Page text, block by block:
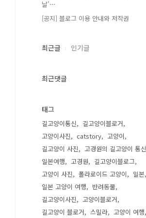
날'⋯
[공지] 블로그 이용 안내와 저작권
최근글 인기글
최근댓글
태그
길고양이통신
길고양이블로거
고양이사진
catstory
고양이
길고양이 사진
고경원의 길고양이 통신
일본여행
고경원
길고양이블로그
고양이 사진
폴라로이드 고양이
일본
일본 고양이 여행
반려동물
길고양이사진
고양이블로거
길고양이 블로거
스밀라
고양이 여행